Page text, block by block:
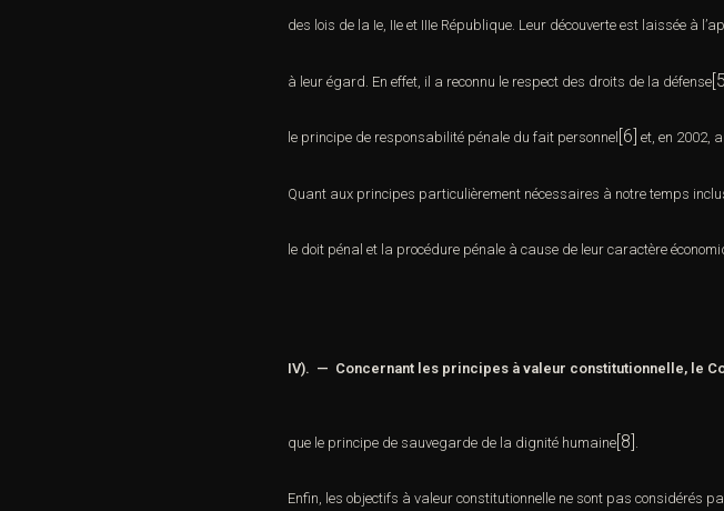
des lois de la Ie, IIe et IIIe République. Leur découverte est laissée à
à leur égard. En effet, il a reconnu le respect des droits de la défense
le principe de responsabilité pénale du fait personnel [6] et, en 2002,
Quant aux principes particulièrement nécessaires à notre temps
le doit pénal et la procédure pénale à cause de leur caractère
IV). — Concernant les principes à valeur constitutionnelle, le
que le principe de sauvegarde de la dignité humaine[8]
Enfin, les objectifs à valeur constitutionnelle ne sont pas considérés